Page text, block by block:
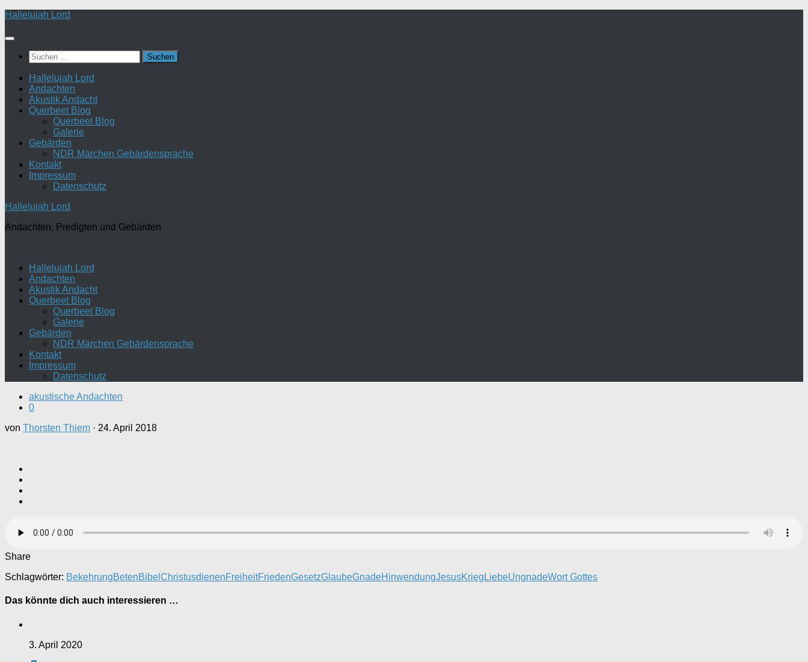
Zum
springen
Hallelujah Lord
Suchen
nach:
Hallelujah Lord
Andachten
Akustik Andacht
Querbeet Blog
Querbeet Blog
Galerie
Gebärden
NDR Märchen Gebärdensprache
Kontakt
Impressum
Datenschutz
Hallelujah Lord
Andachten, Predigten und Gebärden
Hallelujah Lord
Andachten
Akustik Andacht
Querbeet Blog
Querbeet Blog
Galerie
Gebärden
NDR Märchen Gebärdensprache
Kontakt
Impressum
Datenschutz
akustische Andachten
0
von Thorsten Thiem · 24. April 2018
Share
Schlagwörter: BekehrungBetenBibel ChristusdienenFreiheitFriedenGesetzGlaubeGnadeHinwendungJesusKrieg LiebeUngnadeWort Gottes
Das könnte dich auch interessieren …
3. April 2020